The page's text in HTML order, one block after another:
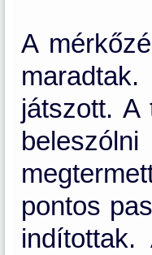
A
játszott. A
pontos